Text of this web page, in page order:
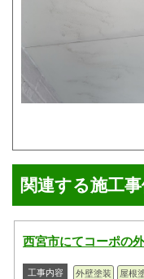
関連する施工
西宮市にてコーポの
工事内容 外壁塗装
屋根